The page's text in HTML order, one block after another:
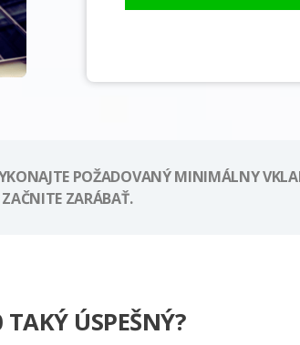
POŽADOVANÝ MINIMÁLNY
ZARÁBAŤ.
TAKÝ ÚSPEŠNÝ?